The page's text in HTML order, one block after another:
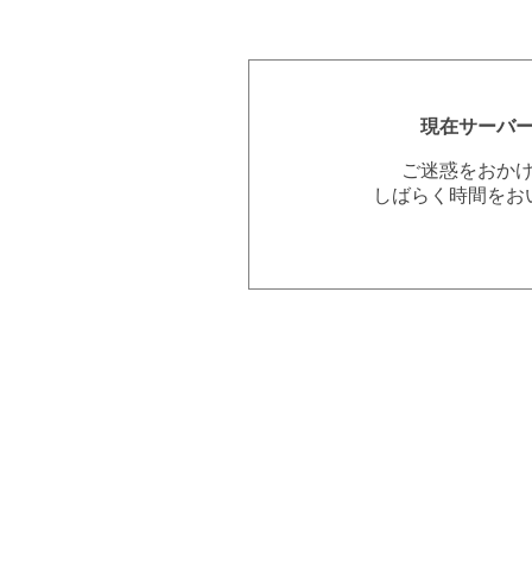
現在サーバ
ご迷惑をおか
しばらく時間を